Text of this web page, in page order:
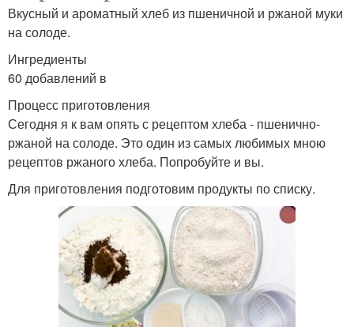
Вкусный и ароматный хлеб из пшеничной и ржаной муки
на солоде.
Ингредиенты
60 добавлений в
Процесс приготовления
Сегодня я к вам опять с рецептом хлеба - пшенично-
ржаной на солоде. Это один из самых любимых мною
рецептов ржаного хлеба. Попробуйте и вы.
Для приготовления подготовим продукты по списку.